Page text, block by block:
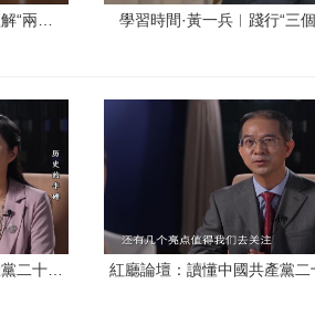
“兩… 學習時間·黃一兵︱踐行“三
二十… 紅廳論壇：讀懂中國共產黨